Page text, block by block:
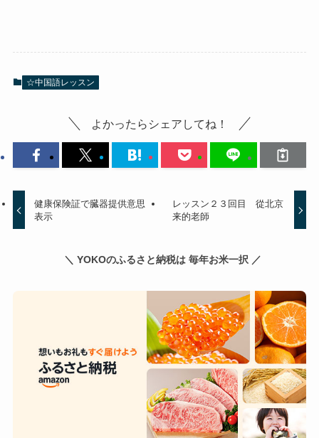
☆中国語レッスン
よかったらシェアしてね！
健康保険証で臓器提供意思
表示
レッスン２３回目 從北京
来的老師
＼ YOKOのふるさと納税は 毎年お米一択 ／